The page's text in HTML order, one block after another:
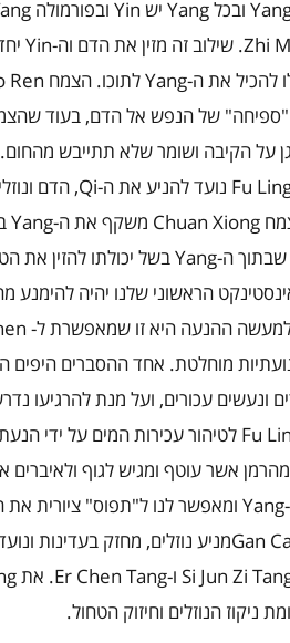
ובכלYang יש Yin ובפורמולה
Zhi. שילוב זה מזין את הדם וה-Yin
להכיל את ה-Yangלתוכו. הצמח Ren
של הנפש אל הדם, בעוד
על הקיבה ושומר שלא תתייבש מהחום.
Fu נועד להניע את ה-Qi, הדם
Chuan Xiong משקף את ה-Yang
שבתוך ה-Yang בשל יכולתו להזין את
הראשוני שלנו יהיה להימנע
למעשה ההנעה היא זו שמאפשרת ל-
מוחלטת. אחד ההסברים היפים
עכורים, ועל מנת להרגיעו
Fu לטיהור עכירות המים על ידי הנעת
אשר עוטף ומגיש לגוף
Yang ומאפשר לנו ל"תפוס" ציורית את
Ganמניע נוזלים, מחזק בעדינות
Si Jun Zi ו-Er Chen Tang. את
הנוזלים וחיזוק הטחול.